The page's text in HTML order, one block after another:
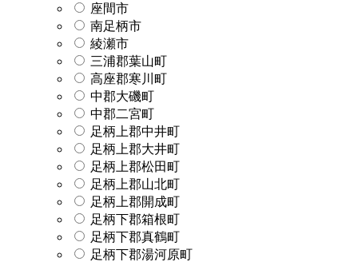
座間市
南足柄市
綾瀬市
三浦郡葉山町
高座郡寒川町
中郡大磯町
中郡二宮町
足柄上郡中井町
足柄上郡大井町
足柄上郡松田町
足柄上郡山北町
足柄上郡開成町
足柄下郡箱根町
足柄下郡真鶴町
足柄下郡湯河原町